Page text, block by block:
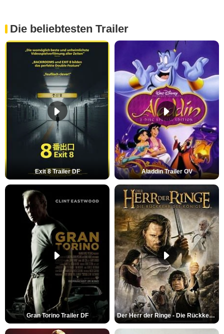
Die beliebtesten Trailer
Exit 8 Trailer DF Aladdin Trailer OV
Gran Torino Trailer DF Der Herr der Ringe - Die Rückkehr des Königs Trailer OV